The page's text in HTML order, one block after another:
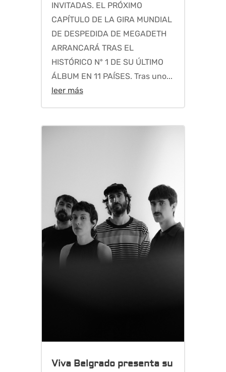
INVITADAS. EL PRÓXIMO
CAPÍTULO DE LA GIRA MUNDIAL
DE DESPEDIDA DE MEGADETH
ARRANCARÁ TRAS EL
HISTÓRICO Nº 1 DE SU ÚLTIMO
ÁLBUM EN 11 PAÍSES. Tras uno...
leer más
Viva Belgrado presenta su